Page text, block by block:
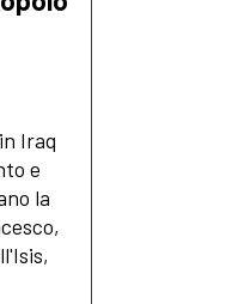
Iraq
e
la